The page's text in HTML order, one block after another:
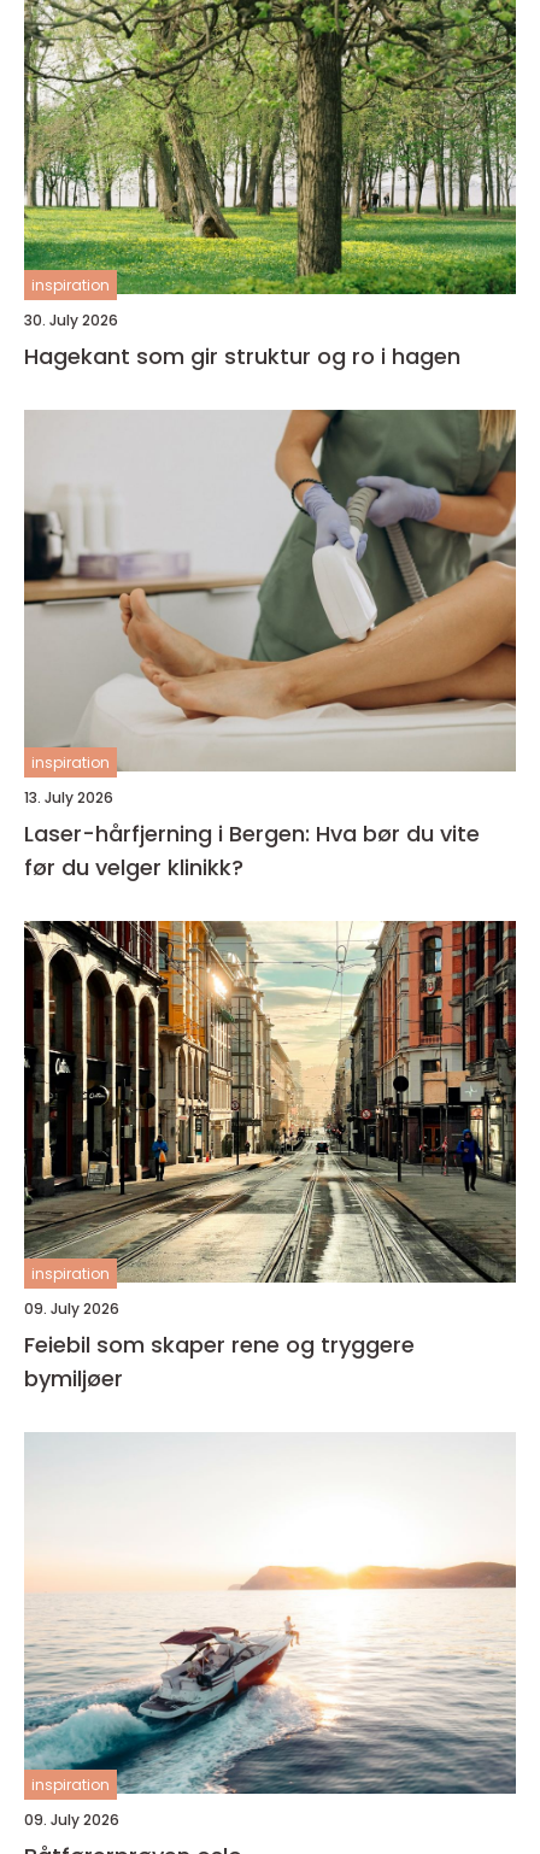
inspiration
30. July 2026
Hagekant som gir struktur og ro i hagen
inspiration
13. July 2026
Laser-hårfjerning i Bergen: Hva bør du vite
før du velger klinikk?
inspiration
09. July 2026
Feiebil som skaper rene og tryggere
bymiljøer
inspiration
09. July 2026